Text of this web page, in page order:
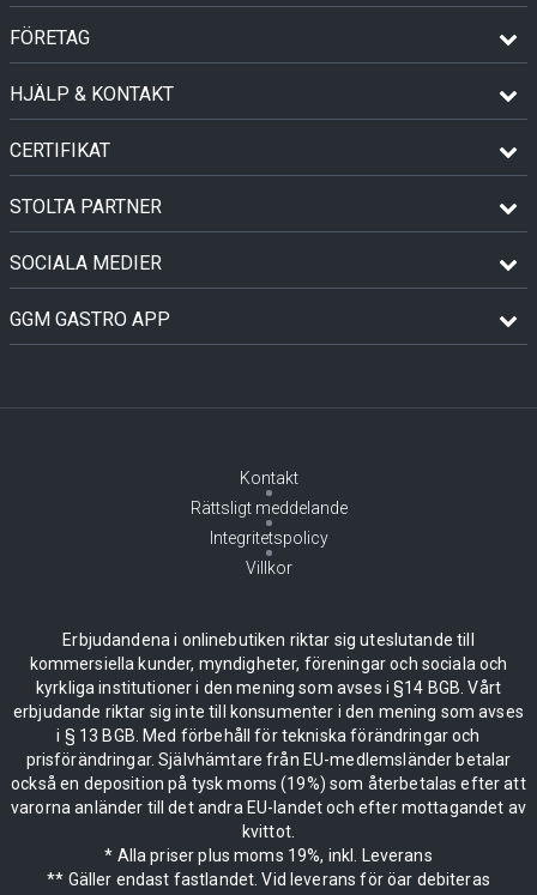
FÖRETAG
HJÄLP & KONTAKT
CERTIFIKAT
STOLTA PARTNER
SOCIALA MEDIER
GGM GASTRO APP
Kontakt
Rättsligt meddelande
Integritetspolicy
Villkor
Erbjudandena i onlinebutiken riktar sig uteslutande till
kommersiella kunder, myndigheter, föreningar och sociala och
kyrkliga institutioner i den mening som avses i §14 BGB. Vårt
erbjudande riktar sig inte till konsumenter i den mening som avses
i § 13 BGB. Med förbehåll för tekniska förändringar och
prisförändringar. Självhämtare från EU-medlemsländer betalar
också en deposition på tysk moms (19%) som återbetalas efter att
varorna anländer till det andra EU-landet och efter mottagandet av
kvittot.
* Alla priser plus moms 19%, inkl. Leverans
** Gäller endast fastlandet. Vid leverans för öar debiteras